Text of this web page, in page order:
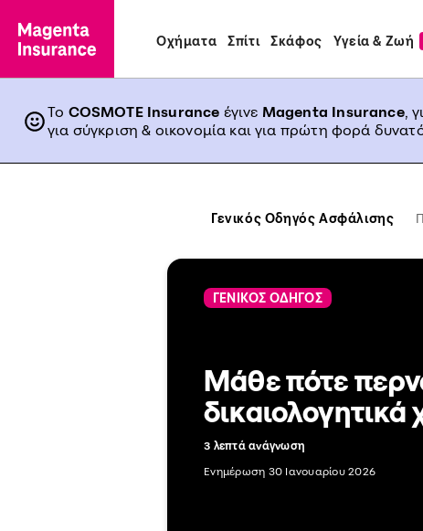
Οχήματα Σπίτι Σκάφος Υγεία & Ζωή
Το COSMOTE Insurance έγινε Magenta Insurance,
για σύγκριση & οικονομία και για πρώτη φορά
Γενικός Οδηγός Ασφάλισης
ΓΕΝΙΚΟΣ ΟΔΗΓΟΣ
Μάθε πότε
δικαιολογητικά
3 λεπτά ανάγνωση
Ενημέρωση 30 Ιανουαρίου 2026